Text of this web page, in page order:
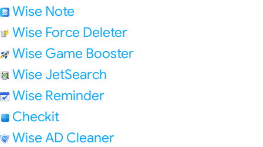
Wise Note
Wise Force Deleter
Wise Game Booster
Wise JetSearch
Wise Reminder
Checkit
Wise AD Cleaner